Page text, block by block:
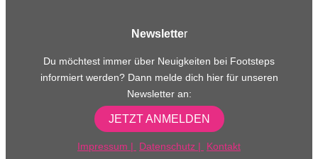
Newsletter
Du möchtest immer über Neuigkeiten bei Footsteps
informiert werden? Dann melde dich hier für unseren
Newsletter an:
JETZT ANMELDEN
Impressum | Datenschutz | Kontakt